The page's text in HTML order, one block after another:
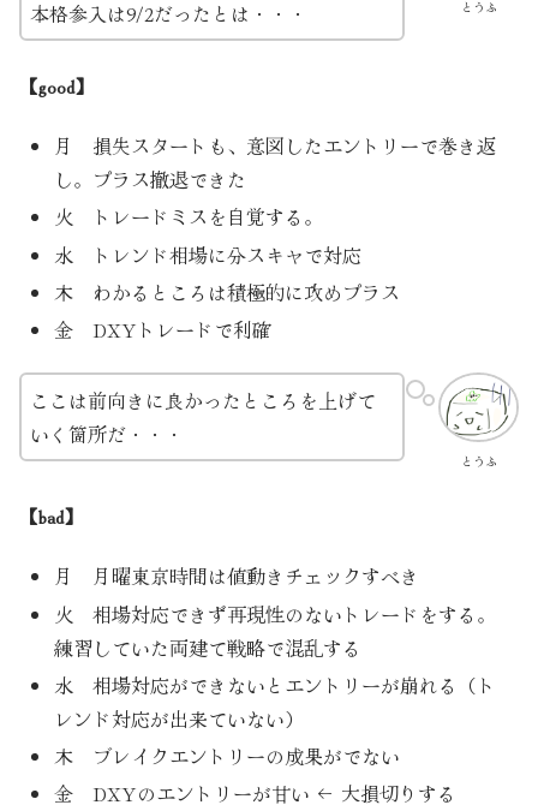
とうふ
本格参入は9/2だったとは・・・
【good】
月 損失スタートも、意図したエントリーで巻き返
し。プラス撤退できた
火 トレードミスを自覚する。
水 トレンド相場に分スキャで対応
木 わかるところは積極的に攻めプラス
金 DXYトレードで利確
とうふ
ここは前向きに良かったところを上げて
いく箇所だ・・・
【bad】
月 月曜東京時間は値動きチェックすべき
火 相場対応できず再現性のないトレードをする。
練習していた両建て戦略で混乱する
水 相場対応ができないとエントリーが崩れる（ト
レンド対応が出来ていない）
木 ブレイクエントリーの成果がでない
金 DXYのエントリーが甘い ← 大損切りする